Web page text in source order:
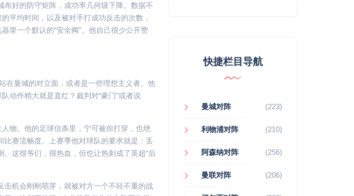
好的防守矩阵，成功率几何级下降。数据不
平均时间，以及被对手打成功反击的次数，
里一个默认的“安全阀”。他自己很少公开赞
在曼城的对立面，或者是一些理想主义者。他
动作稍大就是直红？裁判对“豪门”或者说
物。他的足球信条里，宁可被你打穿，也绝
赛流畅度。上赛季他对球队的要求就是：丢
这很爷们，很热血，但也让热刺成了英超“后
机会刚刚萌芽，就被对方一个不轻不重的战
快捷栏目导航
曼城对阵 (223)
利物浦对阵 (210)
阿森纳对阵 (256)
曼联对阵 (206)